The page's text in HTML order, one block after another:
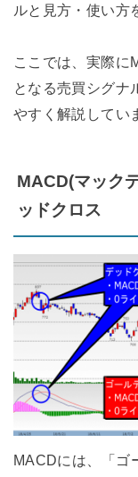
ルと見方・使い方
ここでは、実際に
となる売買シグナ
やすく解説してい
MACD(マック
ッドクロス
MACDには、「ゴ